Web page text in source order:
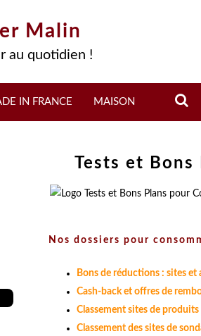
Malin
au quotidien !
IN FRANCE MAISON
Tests et Bons
Nos dossiers pour
Bons de réductions : sites
Cash-back et offres de
Classement sites de
Classement des sites de